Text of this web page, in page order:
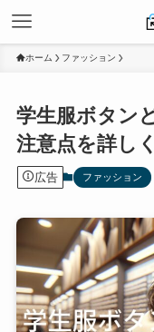
ホーム ファッション
学生服ボタン
注意点を詳し
広告 ファッション